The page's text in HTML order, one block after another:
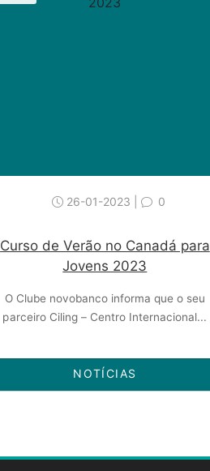
26-01-2023 | 0
Curso de Verão no Canadá para
Jovens 2023
O Clube novobanco informa que o seu
parceiro Ciling – Centro Internacional...
NOTÍCIAS